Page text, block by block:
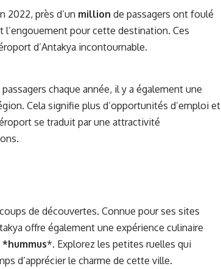
2022, près d’un million de passagers ont foulé
l’engouement pour cette destination. Ces
d’Antakya incontournable.
chaque année, il y a également une
Cela signifie plus d’opportunités d’emploi et
se traduit par une attractivité
de découvertes. Connue pour ses sites
offre également une expérience culinaire
*hummus*. Explorez les petites ruelles qui
d’apprécier le charme de cette ville.